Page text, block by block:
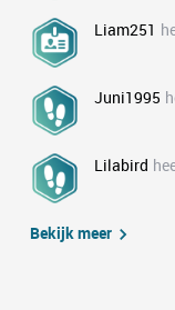
Liam251
Juni1995
Lilabird
Bekijk meer